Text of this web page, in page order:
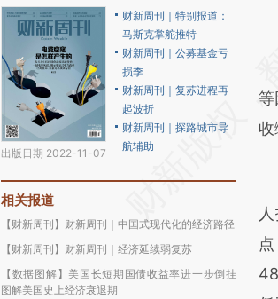
出版日期 2022-11-07
财新周刊｜特别报道：
马斯克掌舵推特
财新周刊｜公募基金亏
损季
财新周刊｜复苏进程再
起波折
财新周刊｜探路城市导
航辅助
相关报道
【财新周刊】财新周刊｜中国式现代化的经济路径
【财新周刊】财新周刊｜经济延续弱复苏
【数据图解】美国长短期国债收益率进一步倒挂
图解美国史上经济衰退期
新
等
收